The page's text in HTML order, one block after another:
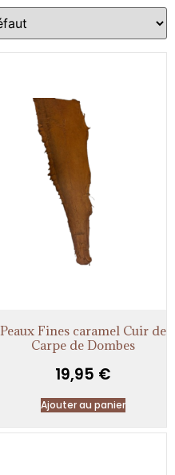
Peaux Fines caramel Cuir de
Carpe de Dombes
19,95 €
Ajouter au panier